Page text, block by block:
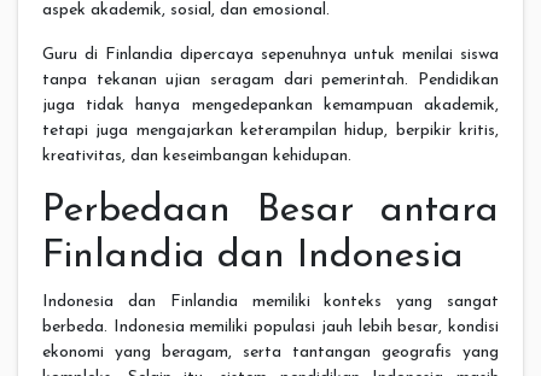
aspek akademik, sosial, dan emosional.
Guru di Finlandia dipercaya sepenuhnya untuk menilai siswa
tanpa tekanan ujian seragam dari pemerintah. Pendidikan
juga tidak hanya mengedepankan kemampuan akademik,
tetapi juga mengajarkan keterampilan hidup, berpikir kritis,
kreativitas, dan keseimbangan kehidupan.
Perbedaan Besar antara
Finlandia dan Indonesia
Indonesia dan Finlandia memiliki konteks yang sangat
berbeda. Indonesia memiliki populasi jauh lebih besar, kondisi
ekonomi yang beragam, serta tantangan geografis yang